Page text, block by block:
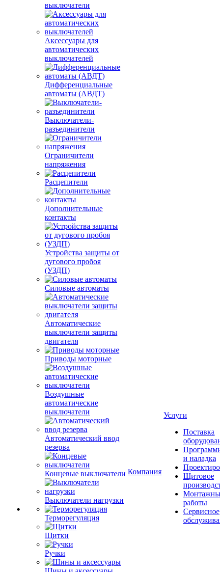
выключатели
Аксессуары для
автоматических
выключателей
Дифференциальные
автоматы (АВДТ)
Выключатели-
разъединители
Ограничители
напряжения
Расцепители
Дополнительные
контакты
Устройства защиты от
дугового пробоя
(УЗДП)
Силовые автоматы
Автоматические
выключатели защиты
двигателя
Приводы моторные
Воздушные
автоматические
выключатели
Автоматический ввод
резерва
Концевые выключатели
Выключатели нагрузки
Терморегуляция
Щитки
Ручки
Компания
Услуги
Поставка
и наладка
Щитовое
работы
Сервисное